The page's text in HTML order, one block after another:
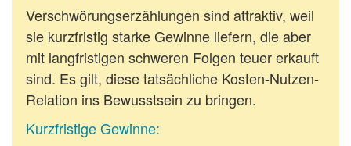
Verschwörungserzählungen sind attraktiv, weil
sie kurzfristig starke Gewinne liefern, die aber
mit langfristigen schweren Folgen teuer erkauft
sind. Es gilt, diese tatsächliche Kosten-Nutzen-
Relation ins Bewusstsein zu bringen.
Kurzfristige Gewinne: